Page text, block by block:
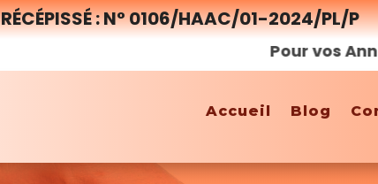
RÉCÉPISSÉ : N° 0106/HAAC/01-2024/PL/P
Pour vos
Accueil Blog